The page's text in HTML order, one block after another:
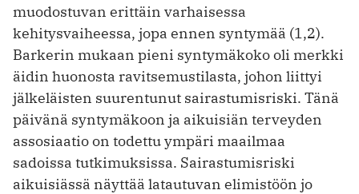
muodostuvan erittäin varhaisessa
kehitysvaiheessa, jopa ennen syntymää (1,2).
Barkerin mukaan pieni syntymäkoko oli merkki
äidin huonosta ravitsemustilasta, johon liittyi
jälkeläisten suurentunut sairastumisriski. Tänä
päivänä syntymäkoon ja aikuisiän terveyden
assosiaatio on todettu ympäri maailmaa
sadoissa tutkimuksissa. Sairastumisriski
aikuisiässä näyttää latautuvan elimistöön jo